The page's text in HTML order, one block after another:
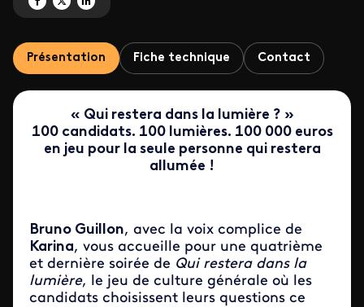
Présentation Fiche technique Contact
« Qui restera dans la lumière ? »
100 candidats. 100 lumières. 100 000 euros
en jeu pour la seule personne qui restera
allumée !
Bruno Guillon, avec la voix complice de
Karina, vous accueille pour une quatrième
et dernière soirée de Qui restera dans la
lumière, le jeu de culture générale où les
candidats choisissent leurs questions ce